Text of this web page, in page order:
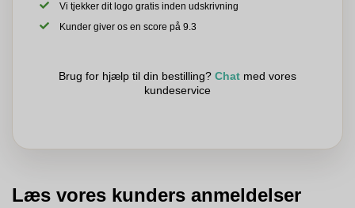
Vi tjekker dit logo gratis inden udskrivning
Kunder giver os en score på 9.3
Brug for hjælp til din bestilling? Chat med vores
kundeservice
Læs vores kunders anmeldelser